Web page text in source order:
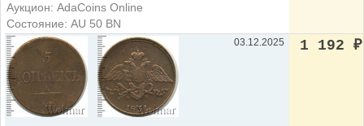
Аукцион: AdaCoins Online
Состояние: AU 50 BN
03.12.2025 1 192 ₽